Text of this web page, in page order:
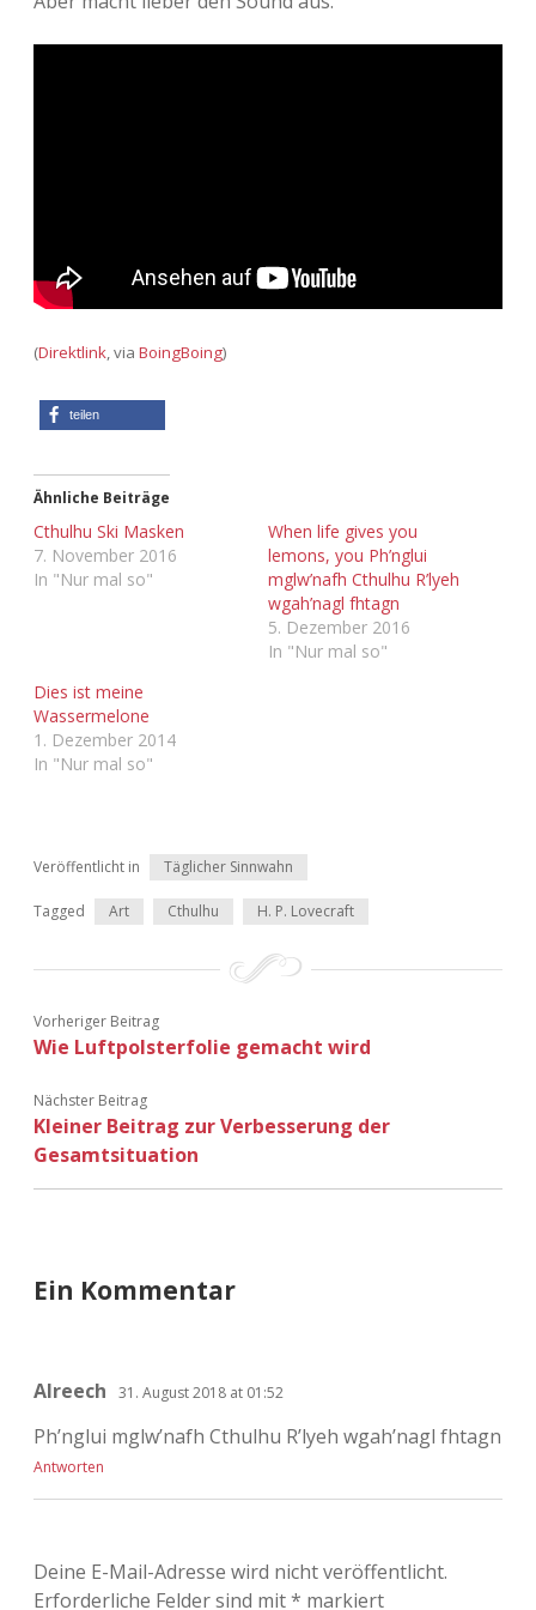
(Direktlink, via BoingBoing)
teilen
Ähnliche Beiträge
Cthulhu Ski Masken
7. November 2016
In "Nur mal so"
When life gives you
lemons, you Ph’nglui
mglw’nafh Cthulhu R’lyeh
wgah’nagl fhtagn
5. Dezember 2016
In "Nur mal so"
Dies ist meine
Wassermelone
1. Dezember 2014
In "Nur mal so"
Veröffentlicht in Täglicher Sinnwahn
Tagged Art Cthulhu H. P. Lovecraft
Vorheriger Beitrag
Wie Luftpolsterfolie gemacht wird
Nächster Beitrag
Kleiner Beitrag zur Verbesserung der
Gesamtsituation
Ein Kommentar
Alreech 31. August 2018 at 01:52
Ph’nglui mglw’nafh Cthulhu R’lyeh wgah’nagl fhtagn
Antworten
Deine E-Mail-Adresse wird nicht veröffentlicht.
Erforderliche Felder sind mit* markiert